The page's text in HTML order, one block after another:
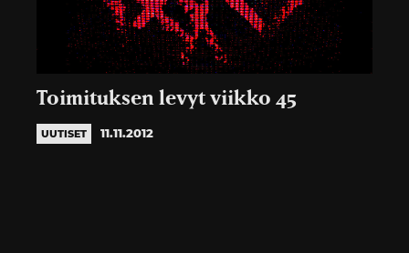
Toimituksen levyt viikko 45
UUTISET 11.11.2012